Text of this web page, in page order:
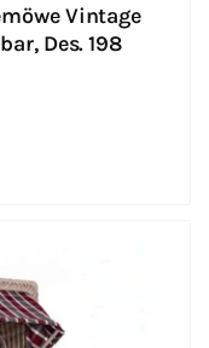
Vintage
Des. 198